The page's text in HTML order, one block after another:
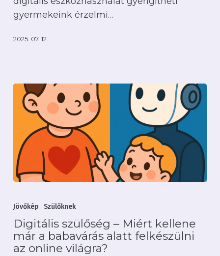
Nincsenek termékek a
Irány a webshop
a
társas-
gyermekeink érzelmi…
2025. 07. 12.
szülőség
Miért
kellene
Jövőkép Szülőknek
Digitális szülőség – Miért kellene
már a babavárás alatt felkészülni
az online világra?